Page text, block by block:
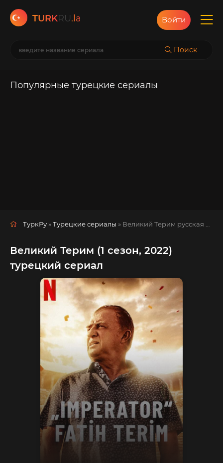
TURKRU.la
Поиск
Войти
Популярные турецкие сериалы
ТуркРу »Турецкие сериалы » Великий Терим русская озвучка смотреть полностью онлайн!
Великий Терим (1 сезон, 2022)
турецкий сериал